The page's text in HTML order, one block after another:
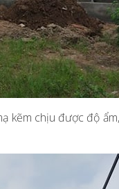
kẽm chịu được độ